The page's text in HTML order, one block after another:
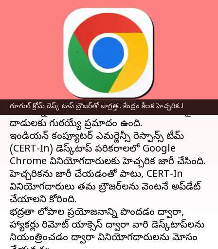
గూగుల్‌ క్రోమ్‌ డెస్క్ టాప్ బ్రౌజర్‌తో జాగ్రత్త.. కేంద్రం కీలక హెచ్చరిక..!
Google Chrome: గూగుల్‌ క్రోమ్‌
డెస్క్ టాప్ బ్రౌజర్‌తో జాగ్రత్త.. కేంద్రం
కీలక హెచ్చరిక..!
Sirish Praharaju Sep 02, 2024 02:25 pm
ఈ వార్తాకథనం ఏంటి
గూగుల్‌క్రోమ్‌ లో కొన్ని తీవ్రమైన భద్రతా లోపాలు
కనుగొన్నారు, దీని కారణంగా వినియోగదారులు సైబర్
దాడులకు గురయ్యే ప్రమాదం ఉంది.
ఇండియన్ కంప్యూటర్ ఎమర్జెన్సీ రెస్పాన్స్ టీమ్
(CERT-In) డెస్క్‌టాప్ పరికరాలలో Google
Chrome వినియోగదారులకు హెచ్చరిక జారీ చేసింది.
హెచ్చరికను జారీ చేయడంతో పాటు, CERT-In
వినియోగదారులు తమ బ్రౌజర్‌లను వెంటనే అప్‌డేట్
చేయాలని కోరింది.
భద్రతా లోపాల ప్రయోజనాన్ని పొందడం ద్వారా,
హ్యాకర్లు రిమోట్ యాక్సెస్ ద్వారా వారి డెస్క్‌టాప్‌లను
నియంత్రించడం ద్వారా వినియోగదారులను మోసం